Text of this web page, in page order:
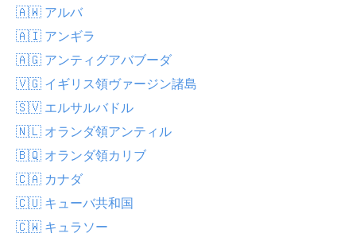
🇦🇼 アルバ
🇦🇮 アンギラ
🇦🇬 アンティグアバブーダ
🇻🇬 イギリス領ヴァージン諸島
🇸🇻 エルサルバドル
🇳🇱 オランダ領アンティル
🇧🇶 オランダ領カリブ
🇨🇦 カナダ
🇨🇺 キューバ共和国
🇨🇼 キュラソー